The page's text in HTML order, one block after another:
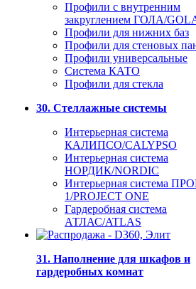
Профили с внутренним
закруглением ГОЛА/
Профили для нижних баз
Профили для стеновых
Профили универсальные
Система КАТО
Профили для стекла
30. Стеллажные системы
Интерьерная система
КАЛИПСО/CALYPSO
Интерьерная система
НОРДИК/NORDIC
Интерьерная система
1/PROJECT ONE
Гардеробная система
АТЛАС/ATLAS
31. Наполнение для шкафов и
гардеробных комнат